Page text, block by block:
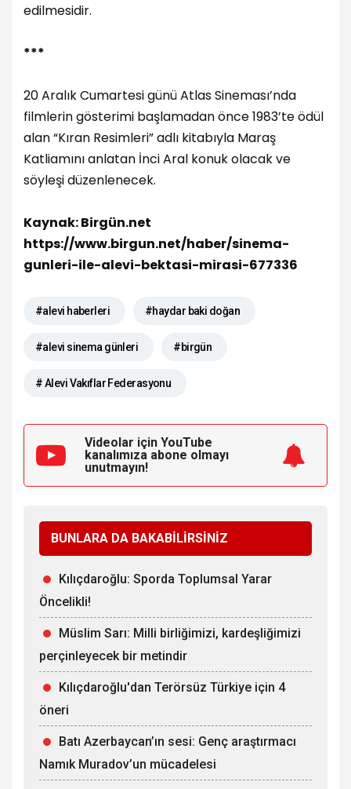
edilmesidir.
***
20 Aralık Cumartesi günü Atlas Sineması’nda
filmlerin gösterimi başlamadan önce 1983’te ödül
alan “Kıran Resimleri” adlı kitabıyla Maraş
Katliamını anlatan İnci Aral konuk olacak ve
söyleşi düzenlenecek.
Kaynak: Birgün.net
https://www.birgun.net/haber/sinema-
gunleri-ile-alevi-bektasi-mirasi-677336
#alevi haberleri #haydar baki doğan
#alevi sinema günleri #birgün
# Alevi Vakıflar Federasyonu
Videolar için YouTube
kanalımıza abone olmayı
unutmayın!
BUNLARA DA BAKABİLİRSİNİZ
Kılıçdaroğlu: Sporda Toplumsal Yarar
Öncelikli!
Müslim Sarı: Milli birliğimizi, kardeşliğimizi
perçinleyecek bir metindir
Kılıçdaroğlu'dan Terörsüz Türkiye için 4
öneri
Batı Azerbaycan’ın sesi: Genç araştırmacı
Namık Muradov’un mücadelesi